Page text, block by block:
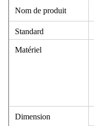
Nom de produit
Standard
Matériel
Dimension